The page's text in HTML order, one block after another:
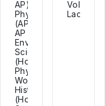
AP),
Physics
(AP),
AP
Environmental
SciencePhysics,
(Honors)
Physiology,
World
History
(Honors
Volleyball,
Lacrosse.